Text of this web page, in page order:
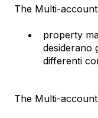
The Multi-
property
desiderano
differenti
The Multi-